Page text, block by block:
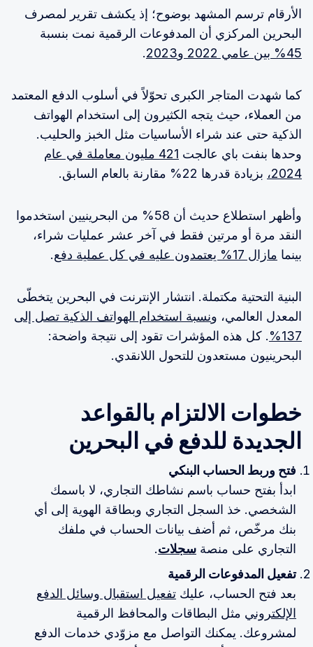
الأرقام ترسم المشهد بوضوح؛ إذ يكشف تقرير لمصرف
البحرين المركزي أن المدفوعات الرقمية نمت بنسبة
45% بين عامي 2022 و2023
.
كما شهدت المتاجر الكبرى تحوّلاً في أسلوب الدفع المعتمد
من العملاء، حيث يتجه الكثيرون إلى استخدام الهواتف
الذكية حتى عند شراء الأساسيات مثل الخبز والحليب.
وحدها بنفت باي عالجت
421 مليون معاملة في عام
2024،
بزيادة قدرها 22% مقارنة بالعام السابق.
وأظهر استطلاع حديث أن 58% من البحرينيين استخدموا
النقد مرة أو مرتين فقط في آخر عشر عمليات شراء،
بينما مازال 17% يعتمدون عليه في كل عملية دفع .
البنية التحتية مكتملة. انتشار الإنترنت في البحرين يتخطّى
المعدل العالمي، ونسبة استخدام الهواتف الذكية تصل إلى
137%
. كل هذه المؤشرات تقود إلى نتيجة واضحة:
البحرينيون مستعدون للتحول اللانقدي.
خطوات الالتزام بالقواعد
الجديدة للدفع في البحرين
فتح وربط الحساب البنكي
ابدأ بفتح حساب باسم نشاطك التجاري، لا باسمك
الشخصي. خذ السجل التجاري وبطاقة الهوية إلى أي
بنك مرخّص، ثم أضف بيانات الحساب في ملفك
التجاري على منصة سجلات.
تفعيل المدفوعات الرقمية
بعد فتح الحساب، عليك تفعيل استقبال وسائل الدفع
الإلكتروني مثل البطاقات والمحافظ الرقمية
لمشروعك. يمكنك التواصل مع مزوّدي خدمات الدفع